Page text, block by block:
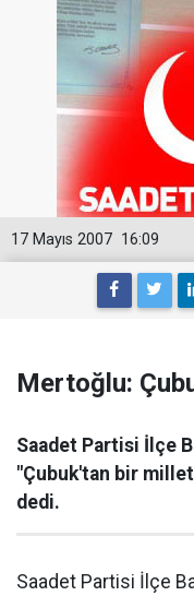
16:09
17 Mayıs 2007
Mertoğlu:
Saadet Partisi İlçe
"Çubuk'tan bir
dedi.
Saadet Partisi İlçe